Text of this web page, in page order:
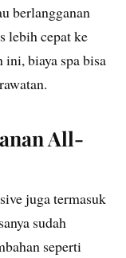
berlangganan
lebih cepat ke
biaya spa bisa
All-
juga termasuk
sudah
seperti